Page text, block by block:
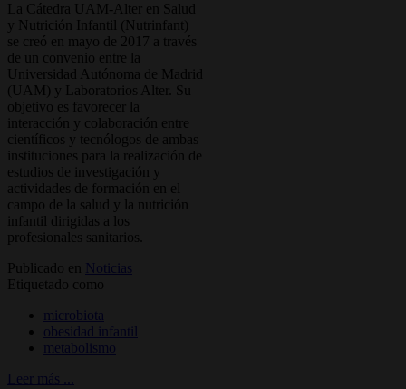
La Cátedra UAM-Alter en Salud
y Nutrición Infantil (Nutrinfant)
se creó en mayo de 2017 a través
de un convenio entre la
Universidad Autónoma de Madrid
(UAM) y Laboratorios Alter. Su
objetivo es favorecer la
interacción y colaboración entre
científicos y tecnólogos de ambas
instituciones para la realización de
estudios de investigación y
actividades de formación en el
campo de la salud y la nutrición
infantil dirigidas a los
profesionales sanitarios.
Publicado en
Noticias
Etiquetado como
microbiota
obesidad infantil
metabolismo
Leer más ...